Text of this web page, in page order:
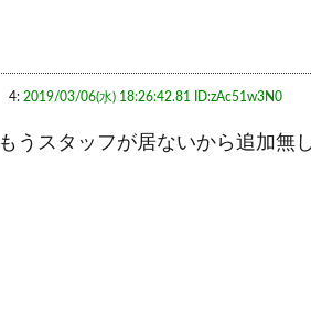
4: 2019/03/06(水) 18:26:42.81 ID:zAc51w3N0
もうスタッフが居ないから追加無